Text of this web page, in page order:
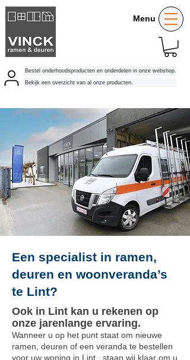
Bekijk een overzicht van al onze producten.
Bestel onderhoudsproducten en onderdelen in onze webshop.
Menu
Een specialist in ramen,
deuren en woonveranda’s
te Lint?
Ook in Lint kan u rekenen op
onze jarenlange ervaring.
Wanneer u op het punt staat om nieuwe
ramen, deuren of een veranda te bestellen
voor uw woning in Lint , staan wij klaar om u